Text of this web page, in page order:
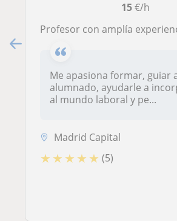
15€/h
Profesor con amplía experiencia tanto en el ámbito de la educación, como en el profesional, con una carrera en el
Me apasiona formar, guiar
alumnado, ayudarle a
al mundo laboral y pe...
Madrid Capital
★ ★ ★ ★ ★ (5)